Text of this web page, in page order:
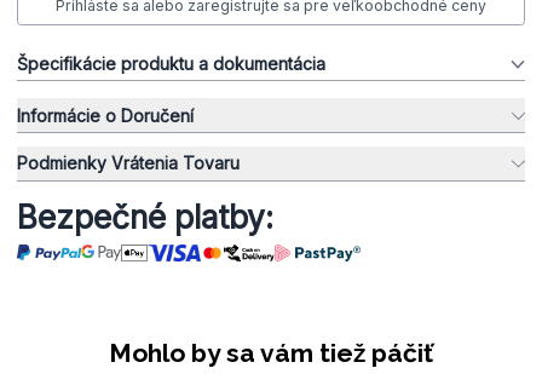
Prihláste sa alebo zaregistrujte sa pre veľkoobchodné ceny
Špecifikácie produktu a dokumentácia
Informácie o Doručení
Podmienky Vrátenia Tovaru
Bezpečné platby:
Mohlo by sa vám tiež páčiť